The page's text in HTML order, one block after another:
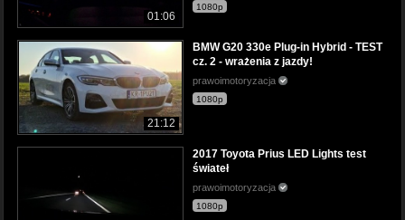
01:06
1080p
21:12
BMW G20 330e Plug-in Hybrid - TEST
cz. 2 - wrażenia z jazdy!
prawoimotoryzacja
1080p
2017 Toyota Prius LED Lights test
świateł
prawoimotoryzacja
1080p